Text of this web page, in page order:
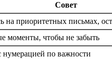
Совет
на приоритетных письмах,
моменты, чтобы не забыть
нумерацией по важности